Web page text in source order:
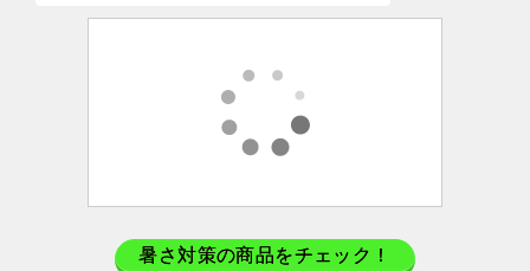
暑さ対策の商品をチェック！